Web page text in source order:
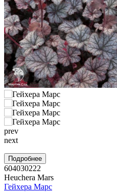
prev
next
Подробнее
604030222
Heuchera Mars
Гейхера Марс